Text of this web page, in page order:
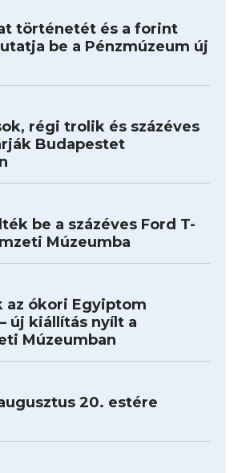
történetét és a forint
be a Pénzmúzeum új
régi trolik és százéves
Budapestet
be a százéves Ford T-
Múzeumba
az ókori Egyiptom
új kiállítás nyílt a
Múzeumban
20. estére